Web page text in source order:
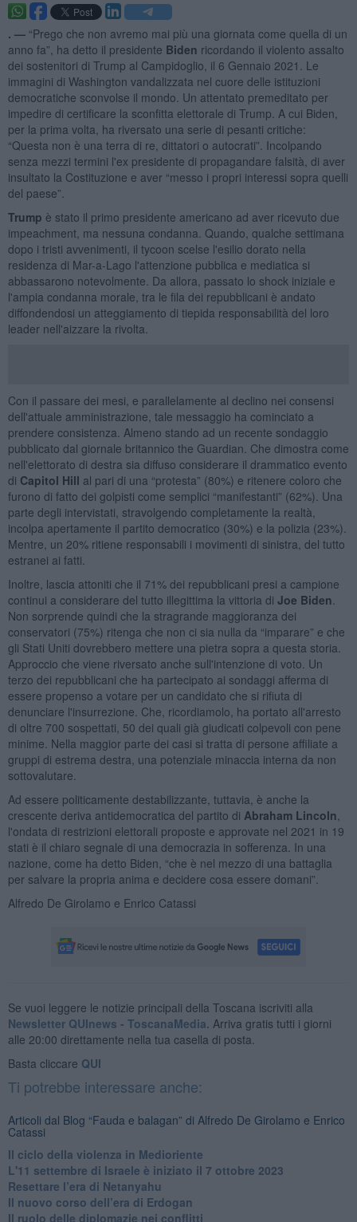
. — “Prego che non avremo mai più una giornata come quella di un
anno fa”, ha detto il presidente Biden ricordando il violento assalto
dei sostenitori di Trump al Campidoglio, il 6 Gennaio 2021. Le
immagini di Washington vandalizzata nel cuore delle istituzioni
democratiche sconvolse il mondo. Un attentato premeditato per
impedire di certificare la sconfitta elettorale di Trump. A cui Biden,
per la prima volta, ha riversato una serie di pesanti critiche:
“Questa non è una terra di re, dittatori o autocrati”. Incolpando
senza mezzi termini l'ex presidente di propagandare falsità, di aver
insultato la Costituzione e aver “messo i propri interessi sopra quelli
del paese”.
Trump è stato il primo presidente americano ad aver ricevuto due
impeachment, ma nessuna condanna. Quando, qualche settimana
dopo i tristi avvenimenti, il tycoon scelse l'esilio dorato nella
residenza di Mar-a-Lago l'attenzione pubblica e mediatica si
abbassarono notevolmente. Da allora, passato lo shock iniziale e
l'ampia condanna morale, tra le fila dei repubblicani è andato
diffondendosi un atteggiamento di tiepida responsabilità del loro
leader nell'aizzare la rivolta.
Con il passare dei mesi, e parallelamente al declino nei consensi
dell'attuale amministrazione, tale messaggio ha cominciato a
prendere consistenza. Almeno stando ad un recente sondaggio
pubblicato dal giornale britannico the Guardian. Che dimostra come
nell'elettorato di destra sia diffuso considerare il drammatico evento
di Capitol Hill al pari di una “protesta” (80%) e ritenere coloro che
furono di fatto dei golpisti come semplici “manifestanti” (62%). Una
parte degli intervistati, stravolgendo completamente la realtà,
incolpa apertamente il partito democratico (30%) e la polizia (23%).
Mentre, un 20% ritiene responsabili i movimenti di sinistra, del tutto
estranei ai fatti.
Inoltre, lascia attoniti che il 71% dei repubblicani presi a campione
continui a considerare del tutto illegittima la vittoria di Joe Biden
Non sorprende quindi che la stragrande maggioranza dei
conservatori (75%) ritenga che non ci sia nulla da “imparare” e che
gli Stati Uniti dovrebbero mettere una pietra sopra a questa storia.
Approccio che viene riversato anche sull'intenzione di voto. Un
terzo dei repubblicani che ha partecipato ai sondaggi afferma di
essere propenso a votare per un candidato che si rifiuta di
denunciare l'insurrezione. Che, ricordiamolo, ha portato all'arresto
di oltre 700 sospettati, 50 dei quali già giudicati colpevoli con pene
minime. Nella maggior parte dei casi si tratta di persone affiliate a
gruppi di estrema destra, una potenziale minaccia interna da non
sottovalutare.
Ad essere politicamente destabilizzante, tuttavia, è anche la
crescente deriva antidemocratica del partito di Abraham Lincoln
l'ondata di restrizioni elettorali proposte e approvate nel 2021 in 19
stati è il chiaro segnale di una democrazia in sofferenza. In una
nazione, come ha detto Biden, “che è nel mezzo di una battaglia
per salvare la propria anima e decidere cosa essere domani”.
Alfredo De Girolamo e Enrico Catassi
Se vuoi leggere le notizie principali della Toscana iscriviti alla
Newsletter QUInews - ToscanaMedia. Arriva gratis tutti i giorni
alle 20:00 direttamente nella tua casella di posta.
Basta cliccare QUI
Ti potrebbe interessare anche:
Articoli dal Blog “Fauda e balagan” di Alfredo De Girolamo e Enrico
Catassi
Il ciclo della violenza in Medioriente
L'11 settembre di Israele è iniziato il 7 ottobre 2023
Resettare l’era di Netanyahu
​Il nuovo corso dell’era di Erdogan
Il ruolo delle diplomazie nei conflitti